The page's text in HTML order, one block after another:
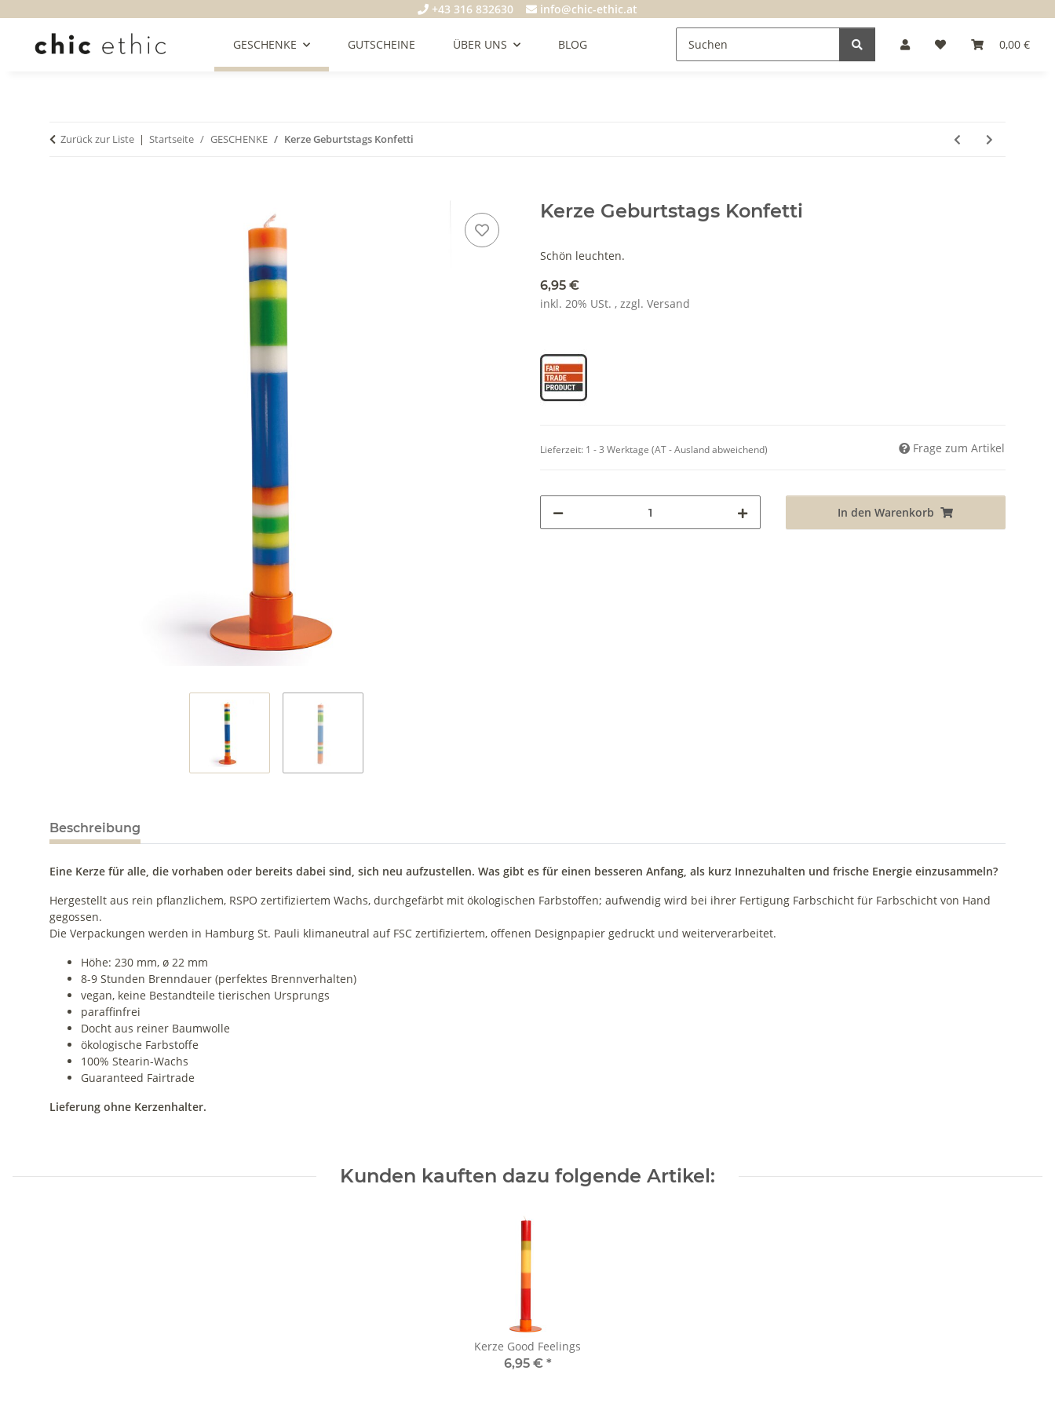
+43 316 832630 info@chic-ethic.at
0,00 €
GESCHENKE GUTSCHEINE ÜBER UNS BLOG
Zurück zur Liste Startseite GESCHENKE Kerze Geburtstags Konfetti
Kerze Geburtstags Konfetti
Schön leuchten.
6,95 €
inkl. 20% USt. , zzgl. Versand
Lieferzeit: 1 - 3 Werktage (AT - Ausland abweichend) Frage zum Artikel
In den Warenkorb
Beschreibung
Eine Kerze für alle, die vorhaben oder bereits dabei sind, sich neu aufzustellen. Was gibt es für einen besseren Anfang, als kurz Innezuhalten und frische Energie einzusammeln?
Hergestellt aus rein pflanzlichem, RSPO zertifiziertem Wachs, durchgefärbt mit ökologischen Farbstoffen; aufwendig wird bei ihrer Fertigung Farbschicht für Farbschicht von Hand
gegossen.
Die Verpackungen werden in Hamburg St. Pauli klimaneutral auf FSC zertifiziertem, offenen Designpapier gedruckt und weiterverarbeitet.
Höhe: 230 mm, ø 22 mm
8-9 Stunden Brenndauer (perfektes Brennverhalten)
vegan, keine Bestandteile tierischen Ursprungs
paraffinfrei
Docht aus reiner Baumwolle
ökologische Farbstoffe
100% Stearin-Wachs
Guaranteed Fairtrade
Lieferung ohne Kerzenhalter.
Kunden kauften dazu folgende Artikel:
Kerze Good Feelings
6,95 € *